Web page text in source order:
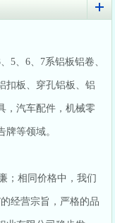
、6、7系铝板铝卷、
扣板、穿孔铝板、铝
，汽车配件，机械零
等领域。
；相同价格中，我们
经营宗旨，严格的品